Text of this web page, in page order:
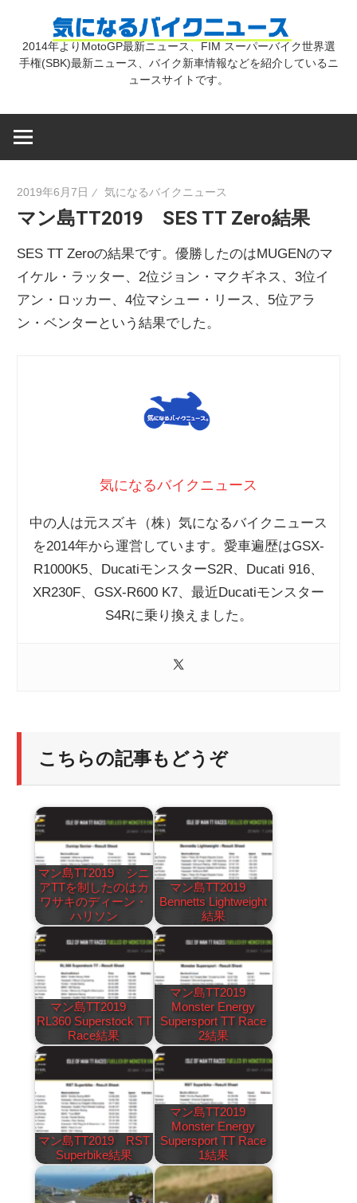
気
バ
イ
ス
2014年よりMotoGP最新ニュース、FIM スーパーバイク世界選
手権(SBK)最新ニュース、バイク新車情報などを紹介しているニ
ュースサイトです。
2019年6月7日 気になるバイクニュース
マン島TT2019 SES TT Zero結果
SES TT Zeroの結果です。優勝したのはMUGENのマ
イケル・ラッター、2位ジョン・マクギネス、3位イ
アン・ロッカー、4位マシュー・リース、5位アラ
ン・ベンターという結果でした。
気になるバイクニュース
中の人は元スズキ（株）気になるバイクニュース
を2014年から運営しています。愛車遍歴はGSX-
R1000K5、DucatiモンスターS2R、Ducati 916、
XR230F、GSX-R600 K7、最近Ducatiモンスター
S4Rに乗り換えました。
こちらの記事もどうぞ
マン島TT2019 シニ
アTTを制したのはカ
ワサキのディーン・
ハリソン
マン島TT2019
Bennetts Lightweight
結果
マン島TT2019
RL360 Superstock TT
Race結果
マン島TT2019
Monster Energy
Supersport TT Race
2結果
マン島TT2019 RST
Superbike結果
マン島TT2019
Monster Energy
Supersport TT Race
1結果